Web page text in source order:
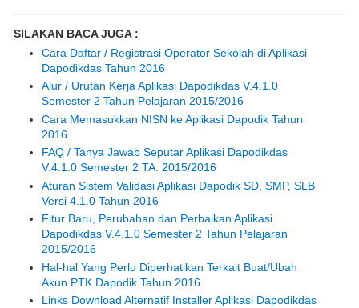
SILAKAN BACA JUGA :
Cara Daftar / Registrasi Operator Sekolah di Aplikasi
Dapodikdas Tahun 2016
Alur / Urutan Kerja Aplikasi Dapodikdas V.4.1.0
Semester 2 Tahun Pelajaran 2015/2016
Cara Memasukkan NISN ke Aplikasi Dapodik Tahun
2016
FAQ / Tanya Jawab Seputar Aplikasi Dapodikdas
V.4.1.0 Semester 2 TA. 2015/2016
Aturan Sistem Validasi Aplikasi Dapodik SD, SMP, SLB
Versi 4.1.0 Tahun 2016
Fitur Baru, Perubahan dan Perbaikan Aplikasi
Dapodikdas V.4.1.0 Semester 2 Tahun Pelajaran
2015/2016
Hal-hal Yang Perlu Diperhatikan Terkait Buat/Ubah
Akun PTK Dapodik Tahun 2016
Links Download Alternatif Installer Aplikasi Dapodikdas